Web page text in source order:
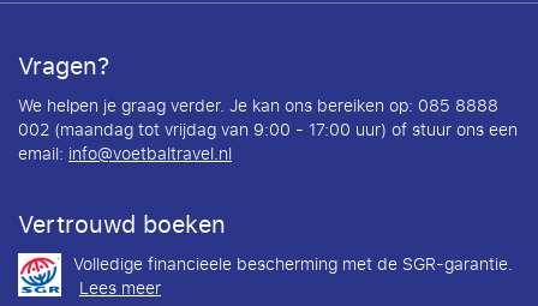
Vragen?
We helpen je graag verder. Je kan ons bereiken op: 085 8888
002 (maandag tot vrijdag van 9:00 - 17:00 uur) of stuur ons een
email: info@voetbaltravel.nl
Vertrouwd boeken
Volledige financieele bescherming met de SGR-garantie.
Lees meer